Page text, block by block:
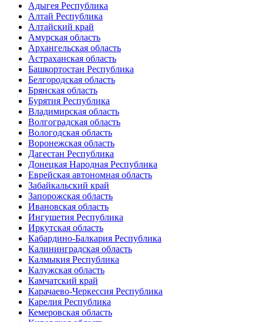
Адыгея Республика
Алтай Республика
Алтайский край
Амурская область
Архангельская область
Астраханская область
Башкортостан Республика
Белгородская область
Брянская область
Бурятия Республика
Владимирская область
Волгоградская область
Вологодская область
Воронежская область
Дагестан Республика
Донецкая Народная Республика
Еврейская автономная область
Забайкальский край
Запорожская область
Ивановская область
Ингушетия Республика
Иркутская область
Кабардино-Балкария Республика
Калининградская область
Калмыкия Республика
Калужская область
Камчатский край
Карачаево-Черкессия Республика
Карелия Республика
Кемеровская область